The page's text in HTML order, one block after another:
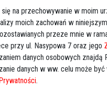
rzecznik prasowy
się na przechowywanie w moim
moich zachowań w
przeze mnie w
przy ul. Nasypowa 7 oraz jego
danych osobowych znajdą
danych w ww. celu może
.